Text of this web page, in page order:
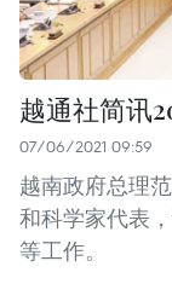
越通社简讯
07/06/2021 09:59
越南政府总理
和科学家代表
等工作。